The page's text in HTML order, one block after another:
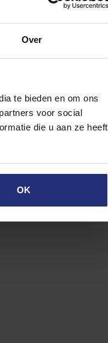
Over
te bieden en om ons
voor social
die u aan ze heeft
OK
dan 7
werkzaamheden
van Stoit Groep
juli 2019 klaar